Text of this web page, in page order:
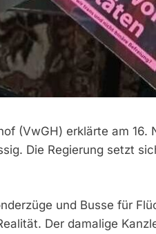
(VwGH) erklärte am 16.
Die Regierung setzt
und Busse für
Der damalige